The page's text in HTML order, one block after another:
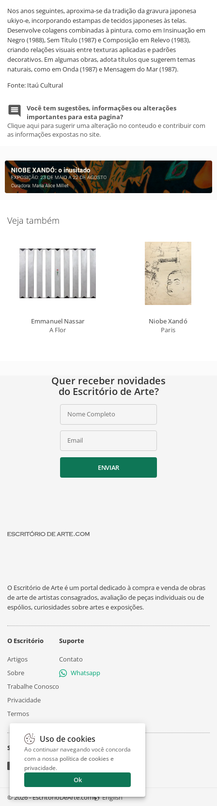
Nos anos seguintes, aproxima-se da tradição da gravura japonesa
ukiyo-e, incorporando estampas de tecidos japoneses às telas.
Desenvolve colagens combinadas à pintura, como em Insinuação em
Negro (1988), Sem Título (1987) e Composição em Relevo (1983),
criando relações visuais entre texturas aplicadas e padrões
decorativos. Em algumas obras, adota títulos que sugerem temas
naturais, como em Onda (1987) e Mensagem do Mar (1987).
Fonte: Itaú Cultural
Você tem sugestões, informações ou alterações
importantes para esta pagina?
Clique aqui para sugerir uma alteração no conteudo e contribuir com
as informações expostas no site.
Veja também
Emmanuel Nassar
A Flor
Niobe Xandó
Paris
Quer receber novidades
do Escritório de Arte?
Nome Completo
Email
ENVIAR
O Escritório de Arte é um portal dedicado à compra e venda de obras
de arte de artistas consagrados, avaliação de peças individuais ou de
espólios, curiosidades sobre artes e exposições.
O Escritório
Artigos
Sobre
Trabalhe Conosco
Privacidade
Termos
Suporte
Contato
Whatsapp
Siga
© 2026 - EscritorioDeArte.com English
Uso de cookies
Ao continuar navegando você concorda
com a nossa política de cookies e
privacidade.
Ok